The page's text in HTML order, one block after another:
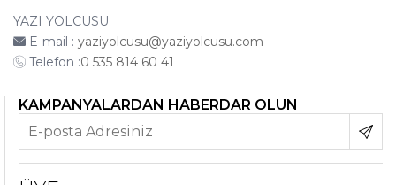
YAZI YOLCUSU
E-mail : yaziyolcusu@yaziyolcusu.com
Telefon :0 535 814 60 41
KAMPANYALARDAN HABERDAR OLUN